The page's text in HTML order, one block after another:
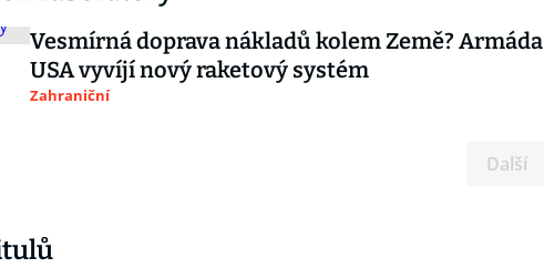
Vesmírná doprava nákladů kolem Země? Armáda
USA vyvíjí nový raketový systém
Zahraniční
Další